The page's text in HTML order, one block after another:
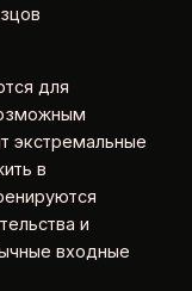
для
экстремальные
в
и
входные